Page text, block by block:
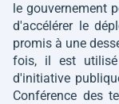
le gouvernement
d'accélérer le
promis à une
fois, il est
d'initiative
Conférence des